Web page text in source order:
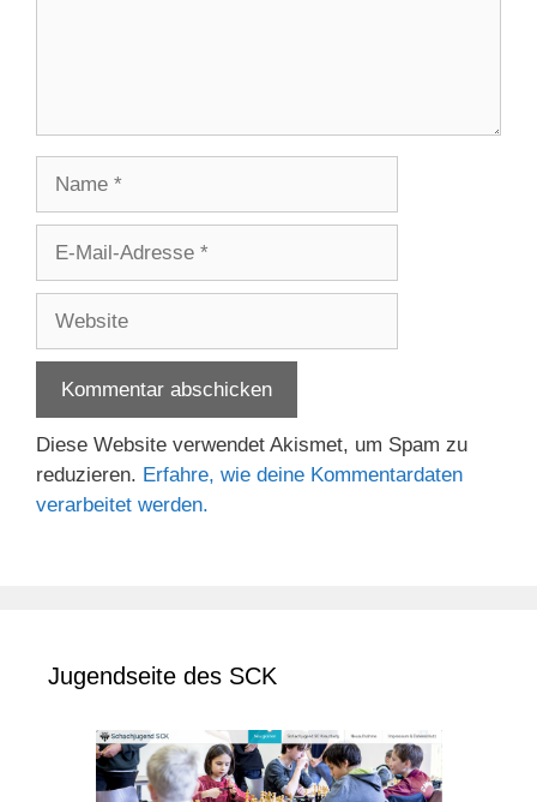
Adresse
Diese Website verwendet Akismet, um Spam zu
reduzieren. Erfahre, wie deine Kommentardaten
verarbeitet werden.
Jugendseite des SCK